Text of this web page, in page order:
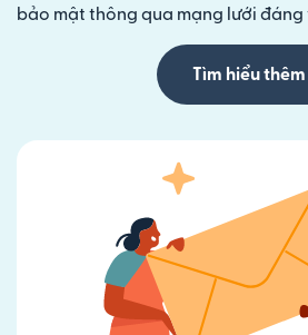
bảo mật thông qua mạng lưới
Tìm hiểu thêm